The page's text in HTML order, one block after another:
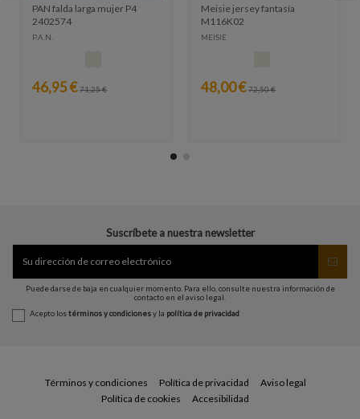
PAN falda larga mujer P4
2402574
P.A.N.
46,95 € 71,25 €
Meisie jersey fantasía
M116K02
MEISIE
48,00 €72,50 €
Suscríbete a nuestra newsletter
Puede darse de baja en cualquier momento. Para ello, consulte nuestra información de
contacto en el aviso legal.
Acepto lostérminos y condicionesy la política de privacidad
Términos y condiciones Política de privacidad
Aviso legal
Política de cookies
Accesibilidad